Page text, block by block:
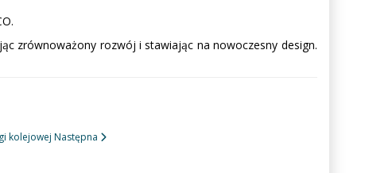
zrównoważony rozwój i stawiając na nowoczesny design.
kolejowej Następna